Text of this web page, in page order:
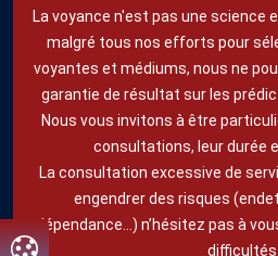
La voyance n'est pas une science
malgré tous nos efforts pour
voyantes et médiums, nous ne
garantie de résultat sur les
Nous vous invitons à être
consultations, leur durée
La consultation excessive de
engendrer des risques
dépendance...) n’hésitez pas à
difficultés.